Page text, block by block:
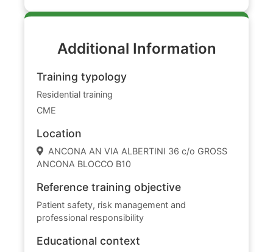
Additional Information
Training typology
Residential training
CME
Location
ANCONA AN VIA ALBERTINI 36 c/o GROSS
ANCONA BLOCCO B10
Reference training objective
Patient safety, risk management and
professional responsibility
Educational context